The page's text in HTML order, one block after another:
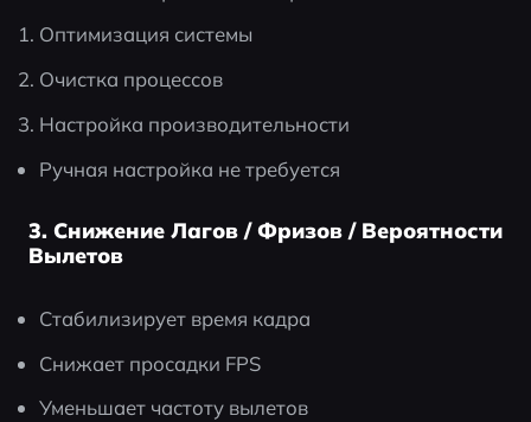
Оптимизация системы
Очистка процессов
Настройка производительности
Ручная настройка не требуется
3. Снижение Лагов / Фризов / Вероятности
Вылетов
Стабилизирует время кадра
Снижает просадки FPS
Уменьшает частоту вылетов